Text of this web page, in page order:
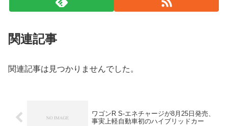
関連記事
関連記事は見つかりませんでした。
ワゴンR S-エネチャージが8月25日発売、
事実上軽自動車初のハイブリッドカー